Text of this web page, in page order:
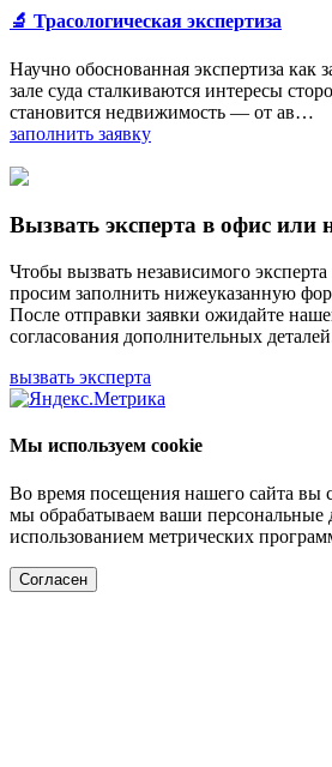
🔬 Трасологическая экспертиза
Научно обоснованная экспертиза как
зале суда сталкиваются интересы
становится недвижимость — от ав…
заполнить заявку
Вызвать эксперта в офис или
Чтобы вызвать независимого
просим заполнить нижеуказанную
После отправки заявки ожидайте
согласования дополнительных
вызвать эксперта
Мы используем cookie
Во время посещения нашего сайта вы
мы обрабатываем ваши персональные
использованием метрических
Согласен